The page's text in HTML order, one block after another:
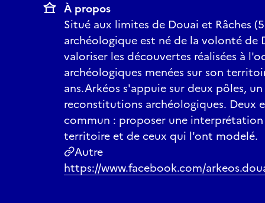
À propos
Situé aux limites de Douai et Râches
archéologique est né de la volonté de
valoriser les découvertes réalisées à
archéologiques menées sur son
ans.Arkéos s'appuie sur deux pôles,
reconstitutions archéologiques. Deux
commun : proposer une
territoire et de ceux qui l'ont modelé.
Autre
https://www.facebook.com/